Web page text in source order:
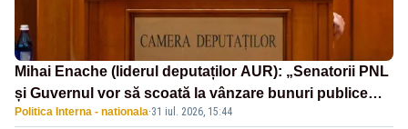
Mihai Enache (liderul deputaților AUR): „Senatorii PNL
și Guvernul vor să scoată la vânzare bunuri publice
pentru a stinge datoriile pentru vaccinurile Pfizer!”
Politica Interna - nationala·31 iul. 2026, 15:44